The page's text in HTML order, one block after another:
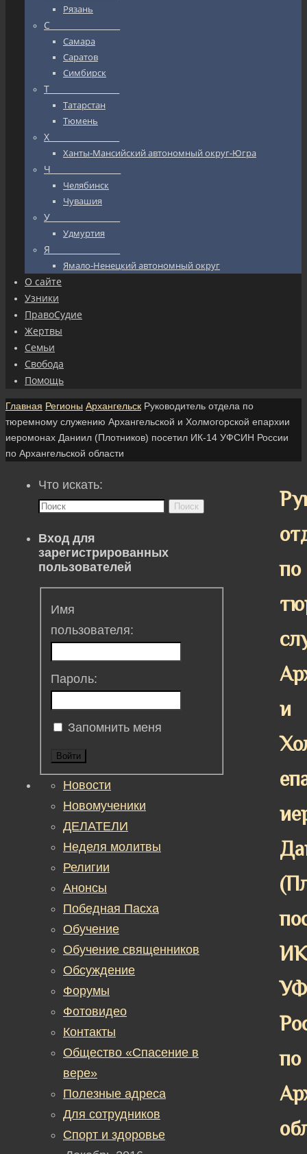
Рязань
С_________________
Самара
Саратов
Симбирск
Т_________________
Татарстан
Тюмень
Х_________________
Ханты-Мансийский автономный округ-Югра
Ч_________________
Челябинск
Чувашия
У_________________
Удмуртия
Я_________________
Ямало-Ненецкий автономный округ
О сайте
Узники
ПравоСудие
Жертвы
Семьи
Свобода
Помощь
Главная Регионы Архангельск Руководитель отдела по
тюремному служению Архангельской и Холмогорской епархии
иеромонах Даниил (Плотников) посетил ИК-14 УФСИН России
по Архангельской области
по
и
по
Что искать:
Поиск
Вход для
зарегистрированных
пользователей
Имя
пользователя:
Пароль:
Запомнить меня
Войти
Новости
Новомученики
ДЕЛАТЕЛИ
Неделя молитвы
Религии
Анонсы
Победная Пасха
Обучение
Обучение священников
Обсуждение
Форумы
Фотовидео
Контакты
Общество «Спасение в
вере»
Полезные адреса
Для сотрудников
Спорт и здоровье